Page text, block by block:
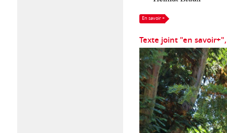
En savoir +
Texte joint "en